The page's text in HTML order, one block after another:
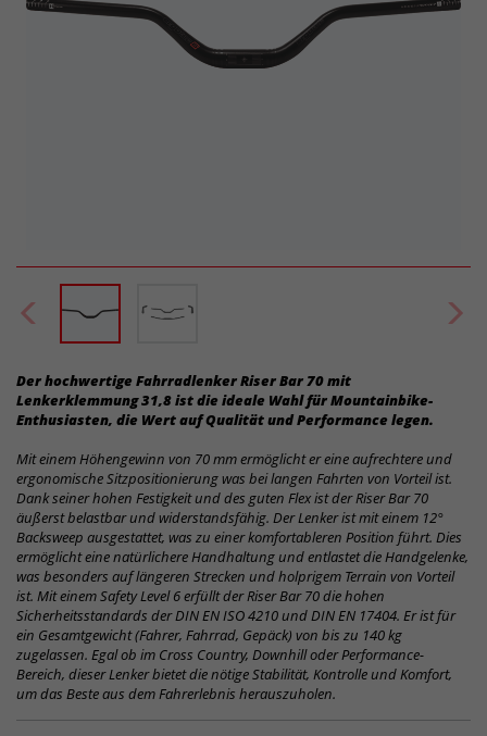
Der hochwertige Fahrradlenker Riser Bar 70 mit
Lenkerklemmung 31,8 ist die ideale Wahl für Mountainbike-
Enthusiasten, die Wert auf Qualität und Performance legen.
Mit einem Höhengewinn von 70 mm ermöglicht er eine aufrechtere und
ergonomische Sitzpositionierung was bei langen Fahrten von Vorteil ist.
Dank seiner hohen Festigkeit und des guten Flex ist der Riser Bar 70
äußerst belastbar und widerstandsfähig. Der Lenker ist mit einem 12°
Backsweep ausgestattet, was zu einer komfortableren Position führt. Dies
ermöglicht eine natürlichere Handhaltung und entlastet die Handgelenke,
was besonders auf längeren Strecken und holprigem Terrain von Vorteil
ist. Mit einem Safety Level 6 erfüllt der Riser Bar 70 die hohen
Sicherheitsstandards der DIN EN ISO 4210 und DIN EN 17404. Er ist für
ein Gesamtgewicht (Fahrer, Fahrrad, Gepäck) von bis zu 140 kg
zugelassen. Egal ob im Cross Country, Downhill oder Performance-
Bereich, dieser Lenker bietet die nötige Stabilität, Kontrolle und Komfort,
um das Beste aus dem Fahrerlebnis herauszuholen.